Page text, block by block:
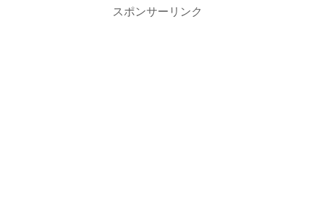
スポンサーリンク